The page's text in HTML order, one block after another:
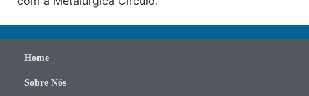
Home
Sobre Nós